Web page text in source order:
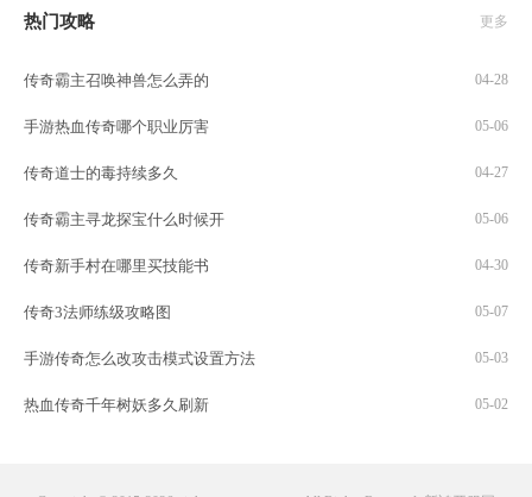
热门攻略 更多
传奇霸主召唤神兽怎么弄的 04-28
手游热血传奇哪个职业厉害 05-06
传奇道士的毒持续多久 04-27
传奇霸主寻龙探宝什么时候开 05-06
传奇新手村在哪里买技能书 04-30
传奇3法师练级攻略图 05-07
手游传奇怎么改攻击模式设置方法 05-03
热血传奇千年树妖多久刷新 05-02